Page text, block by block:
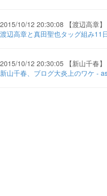
2015/10/12 20:30:08 【渡辺高章】
渡辺高章と真田聖也タッグ組み11
2015/10/12 20:30:05 【新山千春】
新山千春、ブログ大炎上のワケ -